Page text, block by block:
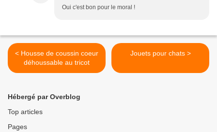
Oui c'est bon pour le moral !
< Housse de coussin coeur
déhoussable au tricot
Jouets pour chats >
Hébergé par Overblog
Top articles
Pages